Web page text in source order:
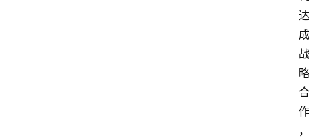
达
成
战
略
合
作
，